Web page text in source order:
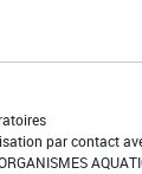
par contact